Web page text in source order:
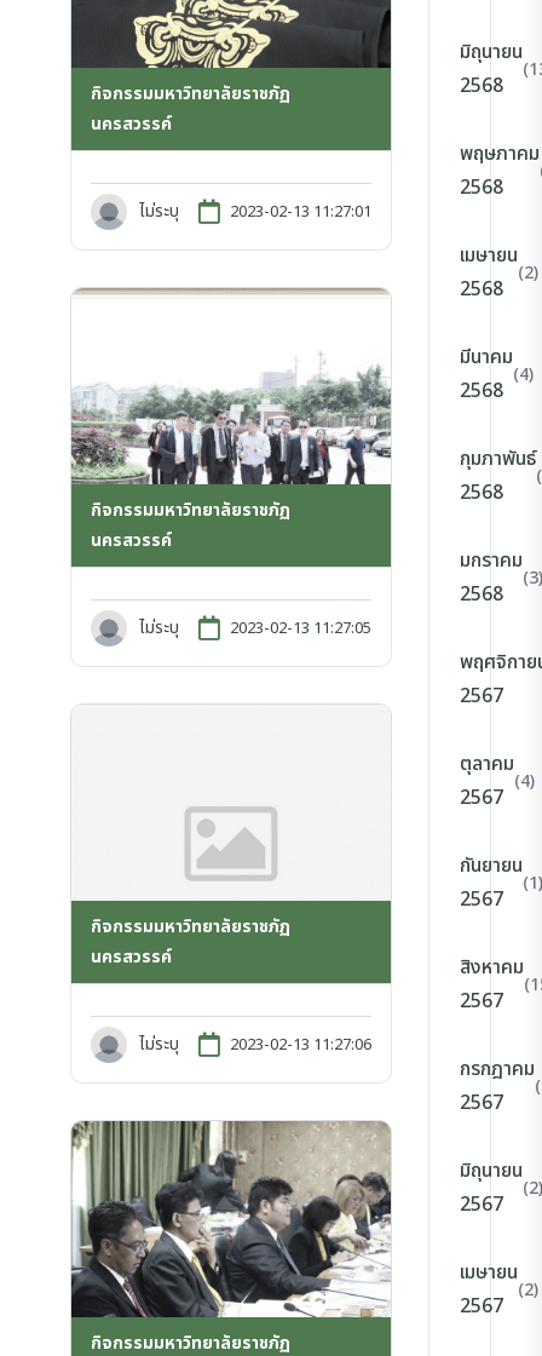
กิจกรรมมหาวิทยาลัยราชภัฏ
นครสวรรค์
ไม่ระบุ 2023-02-13 11:27:01
กิจกรรมมหาวิทยาลัยราชภัฏ
นครสวรรค์
ไม่ระบุ 2023-02-13 11:27:05
กิจกรรมมหาวิทยาลัยราชภัฏ
นครสวรรค์
ไม่ระบุ 2023-02-13 11:27:06
กิจกรรมมหาวิทยาลัยราชภัฏ
มิถุนายน
2568
พฤษภาคม
2568
เมษายน
2568
(2)
มีนาคม
2568
(4)
กุมภาพันธ์
2568
มกราคม
2568
(3)
พฤศจิกาย
2567
ตุลาคม
2567
(4)
กันยายน
2567
(1)
สิงหาคม
2567
กรกฎาคม
2567
มิถุนายน
2567
(2)
เมษายน
2567
(2)